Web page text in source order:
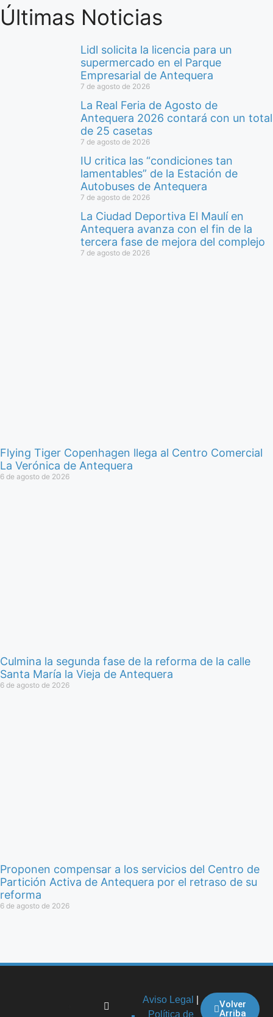
Últimas Noticias
Lidl solicita la licencia para un
supermercado en el Parque
Empresarial de Antequera
7 de agosto de 2026
La Real Feria de Agosto de
Antequera 2026 contará con un total
de 25 casetas
7 de agosto de 2026
IU critica las “condiciones tan
lamentables” de la Estación de
Autobuses de Antequera
7 de agosto de 2026
La Ciudad Deportiva El Maulí en
Antequera avanza con el fin de la
tercera fase de mejora del complejo
7 de agosto de 2026
Flying Tiger Copenhagen llega al Centro Comercial
La Verónica de Antequera
6 de agosto de 2026
Culmina la segunda fase de la reforma de la calle
Santa María la Vieja de Antequera
6 de agosto de 2026
Proponen compensar a los servicios del Centro de
Partición Activa de Antequera por el retraso de su
reforma
6 de agosto de 2026
Aviso Legal
Política de
Volver
Arriba